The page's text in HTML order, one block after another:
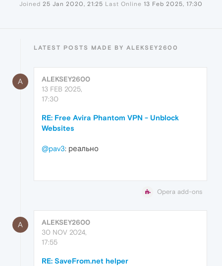
Joined 25 Jan 2020, 21:25 Last Online 13 Feb 2025, 17:30
LATEST POSTS MADE BY ALEKSEY2600
A
ALEKSEY2600
13 FEB 2025,
17:30
RE: Free Avira Phantom VPN - Unblock
Websites
@pav3: реально
Opera add-ons
A
ALEKSEY2600
30 NOV 2024,
17:55
RE: SaveFrom.net helper